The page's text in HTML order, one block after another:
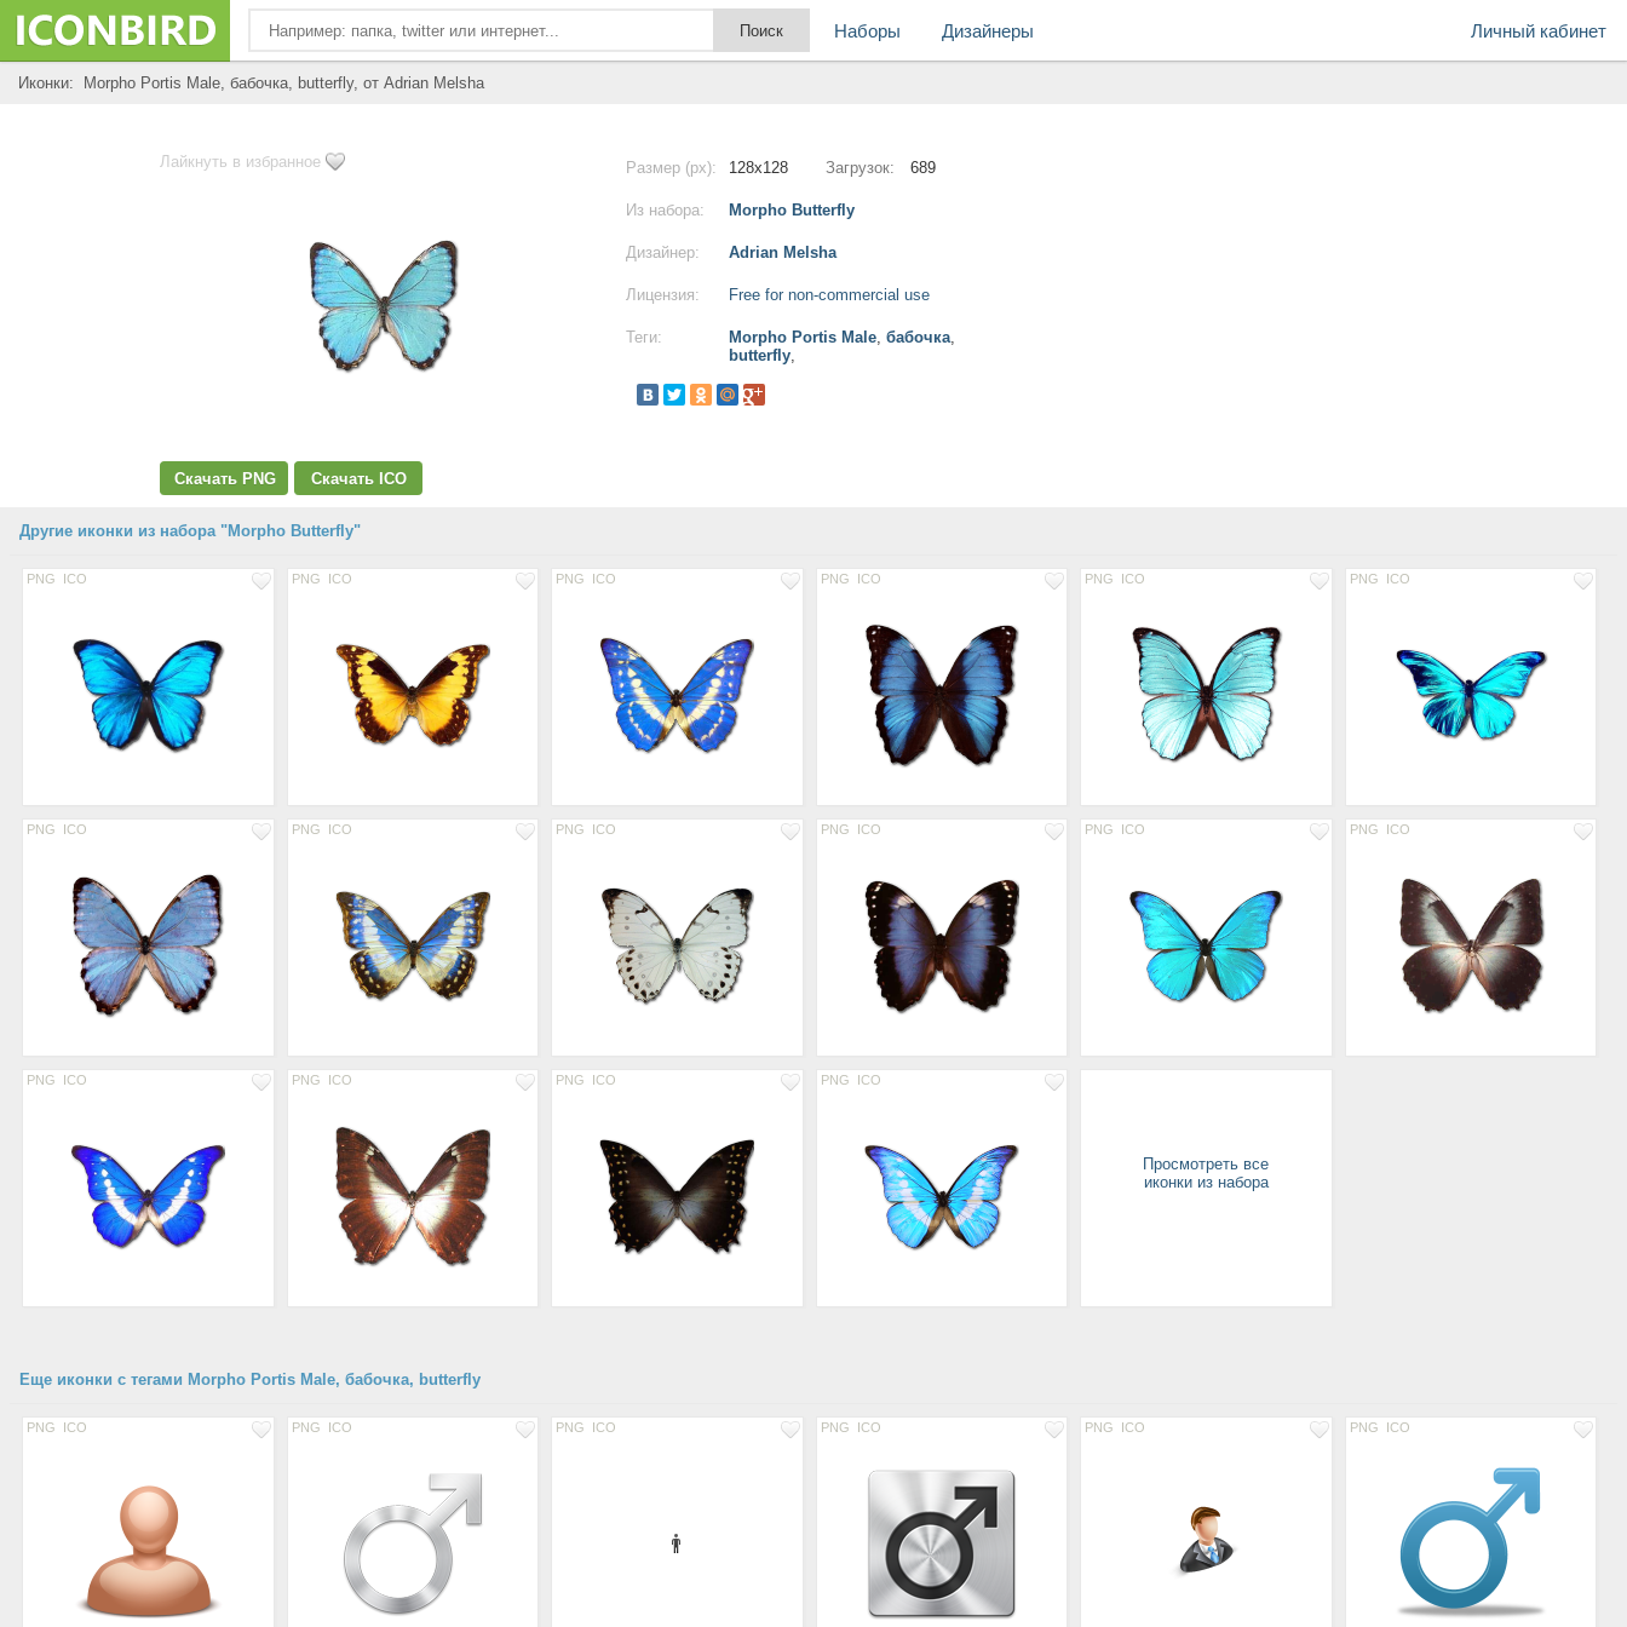
Личный кабинет
Наборы Дизайнеры
Иконки: Morpho Portis Male, бабочка, butterfly, от Adrian Melsha
Лайкнуть в избранное
Скачать PNG Скачать ICO
Размер (px): 128x128 Загрузок: 689
Из набора: Morpho Butterfly
Дизайнер: Adrian Melsha
Лицензия: Free for non-commercial use
Теги: Morpho Portis Male, бабочка,
butterfly,
Другие иконки из набора "Morpho Butterfly"
PNG ICO PNG ICO PNG ICO PNG ICO PNG ICO PNG ICO
PNG ICO PNG ICO PNG ICO PNG ICO PNG ICO PNG ICO
PNG ICO PNG ICO PNG ICO PNG ICO
Просмотреть все
иконки из набора
Еще иконки с тегами Morpho Portis Male, бабочка, butterfly
PNG ICO PNG ICO PNG ICO PNG ICO PNG ICO PNG ICO